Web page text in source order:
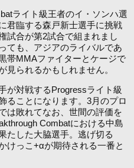
ライト級王者のイ・ソンハ選
君臨する森戸新士選手に挑戦
試合が第2試合で組まれまし
ても、アジアのライバルであ
帯MMAファイターとケージで
見られるかもしれません。
が対戦するProgressライト級
ることになります。3月のプロ
は敗れてなお、世間の評価を
Combatにおける中島
たした大脇選手。逃げ切る
けっこ+αが期待される一番と